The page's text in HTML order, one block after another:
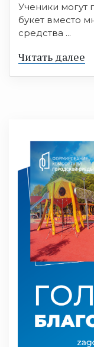
Ученики могут
букет вместо
средства ...
Читать далее